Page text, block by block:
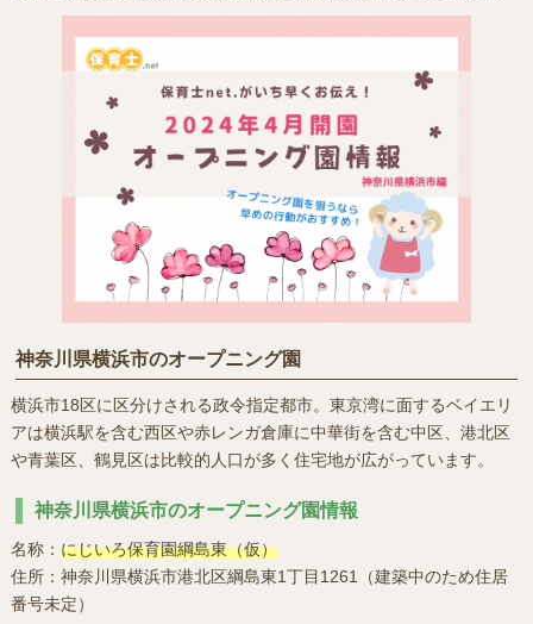
神奈川県横浜市のオープニング園
横浜市18区に区分けされる政令指定都市。東京湾に面するベイエリ
アは横浜駅を含む西区や赤レンガ倉庫に中華街を含む中区、港北区
や青葉区、鶴見区は比較的人口が多く住宅地が広がっています。
神奈川県横浜市のオープニング園情報
名称： にじいろ保育園綱島東（仮）
住所：神奈川県横浜市港北区綱島東1丁目1261（建築中のため住居
番号未定）